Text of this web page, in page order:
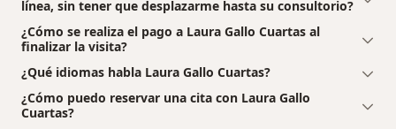
línea, sin tener que desplazarme hasta su consultorio?
¿Cómo se realiza el pago a Laura Gallo Cuartas al
finalizar la visita?
¿Qué idiomas habla Laura Gallo Cuartas?
¿Cómo puedo reservar una cita con Laura Gallo
Cuartas?